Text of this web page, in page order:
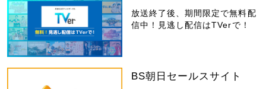
放送終了後、期間限定で無料配
信中！見逃し配信はTVerで！
BS朝日セールスサイト